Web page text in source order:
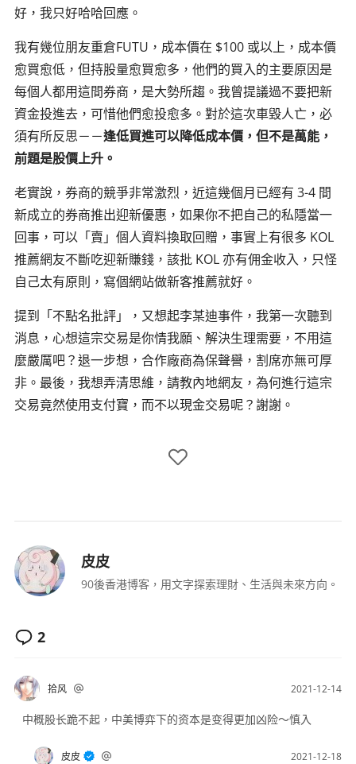
好，我只好哈哈回應。
我有幾位朋友重倉FUTU，成本價在 $100 或以上，成本價
愈買愈低，但持股量愈買愈多，他們的買入的主要原因是
每個人都用這間券商，是大勢所趨。我曾提議過不要把新
資金投進去，可惜他們愈投愈多。對於這次車毀人亡，必
須有所反思－－逢低買進可以降低成本價，但不是萬能，
前題是股價上升。
老實說，券商的競爭非常激烈，近這幾個月已經有 3-4 間
新成立的券商推出迎新優惠，如果你不把自己的私隱當一
回事，可以「賣」個人資料換取回贈，事實上有很多 KOL
推薦網友不斷吃迎新賺錢，該批 KOL 亦有佣金收入，只怪
自己太有原則，寫個網站做新客推薦就好。
提到「不點名批評」，又想起李某迪事件，我第一次聽到
消息，心想這宗交易是你情我願、解決生理需要，不用這
麼嚴厲吧？退一步想，合作廠商為保聲譽，割席亦無可厚
非。最後，我想弄清思維，請教內地網友，為何進行這宗
交易竟然使用支付寶，而不以現金交易呢？謝謝。
皮皮
90後香港博客，用文字探索理財、生活與未來方向。
2
拾风 2021-12-14
中概股长跪不起，中美博弈下的资本是变得更加凶险～慎入
皮皮
2021-12-18